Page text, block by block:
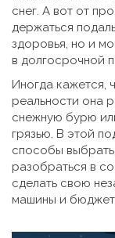
снег. А вот от
держаться
здоровья, но и
в долгосрочной
Иногда кажется,
реальности она
снежную бурю
грязью. В этой
способы
разобраться в
сделать свою
машины и